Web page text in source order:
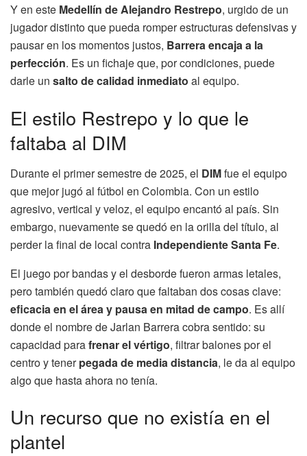
Y en este Medellín de Alejandro Restrepo, urgido de un
jugador distinto que pueda romper estructuras defensivas y
pausar en los momentos justos, Barrera encaja a la
perfección. Es un fichaje que, por condiciones, puede
darle un salto de calidad inmediato al equipo.
El estilo Restrepo y lo que le
faltaba al DIM
Durante el primer semestre de 2025, el DIMfue el equipo
que mejor jugó al fútbol en Colombia. Con un estilo
agresivo, vertical y veloz, el equipo encantó al país. Sin
embargo, nuevamente se quedó en la orilla del título, al
perder la final de local contra Independiente Santa Fe.
El juego por bandas y el desborde fueron armas letales,
pero también quedó claro que faltaban dos cosas clave:
eficacia en el área y pausa en mitad de campo. Es allí
donde el nombre de Jarlan Barrera cobra sentido: su
capacidad parafrenar el vértigo, filtrar balones por el
centro y tenerpegada de media distancia, le da al equipo
algo que hasta ahora no tenía.
Un recurso que no existía en el
plantel